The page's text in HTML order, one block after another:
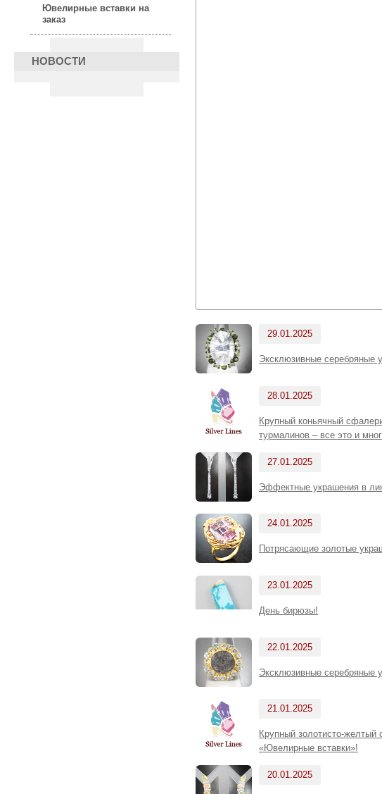
Ювелирные вставки на
заказ
НОВОСТИ
29.01.2025
Эксклюзивные серебряные
28.01.2025
Крупный коньячный
турмалинов – все это и
27.01.2025
Эффектные украшения в
24.01.2025
Потрясающие золотые
23.01.2025
День бирюзы!
22.01.2025
Эксклюзивные серебряные
21.01.2025
Крупный золотисто-
«Ювелирные вставки»!
20.01.2025